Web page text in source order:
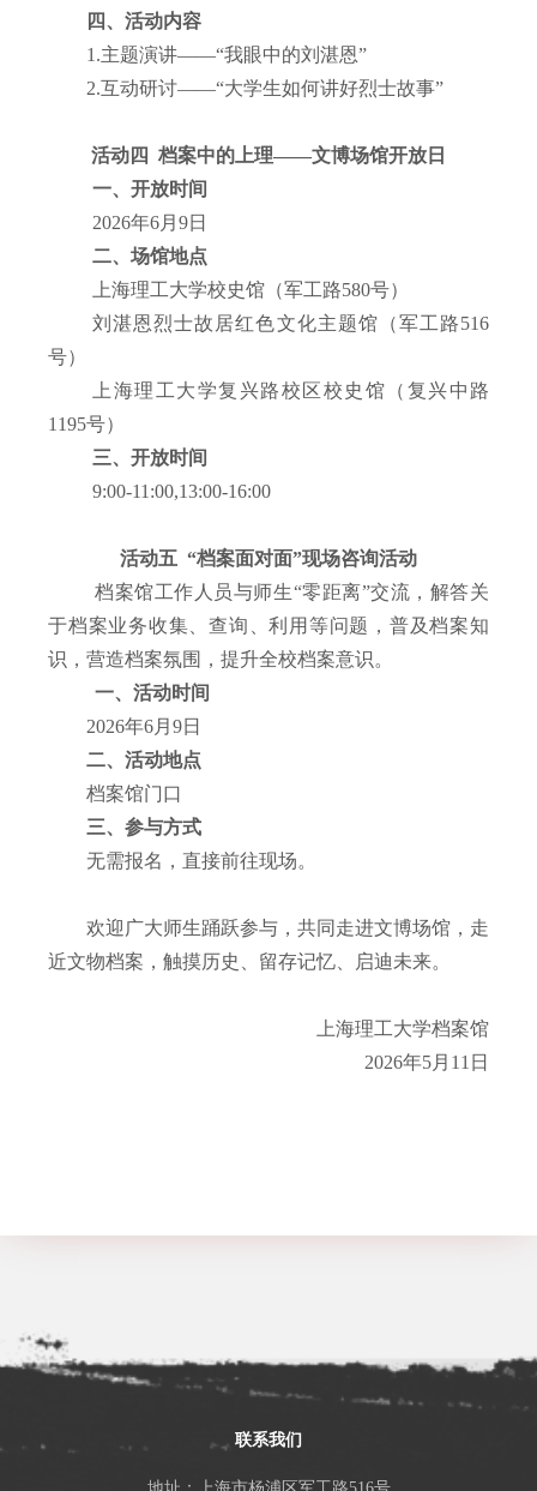
四、活动内容
1.主题演讲——“我眼中的刘湛恩”
2.互动研讨——“大学生如何讲好烈士故事”
活动四 档案中的上理——文博场馆开放日
一、开放时间
2026年6月 9日
二、场馆地点
上海理工大学校史馆（军工路580号）
刘湛恩烈士故居红色文化主题馆（军工路516
号）
上海理工大学复兴路校区校史馆（复兴中路
1195号）
三、开放时间
9:00-11:00,13:00-16:00
活动五 “档案面对面”现场咨询活动
档案馆工作人员与师生“零距离”交流，解答关
于档案业务收集、查询、利用等问题，普及档案知
识，营造档案氛围，提升全校档案意识。
一、活动时间
2026年6月 9日
二、活动地点
档案馆门口
三、参与方式
无需报名，直接前往现场。
欢迎广大师生踊跃参与，共同走进文博场馆，走
近文物档案，触摸历史、留存记忆、启迪未来。
上海理工大学档案馆
2026年5月 11 日
联系我们